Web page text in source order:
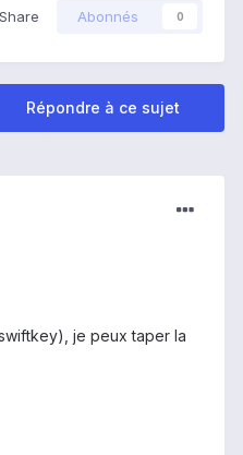
Share Abonnés 0
Répondre à ce sujet
je peux taper la